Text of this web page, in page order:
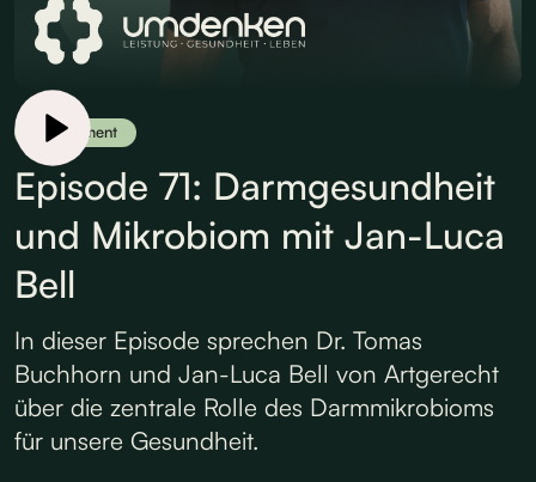
Supplement
Episode 71: Darmgesundheit
und Mikrobiom mit Jan-Luca
Bell
In dieser Episode sprechen Dr. Tomas
Buchhorn und Jan-Luca Bell von Artgerecht
über die zentrale Rolle des Darmmikrobioms
für unsere Gesundheit.